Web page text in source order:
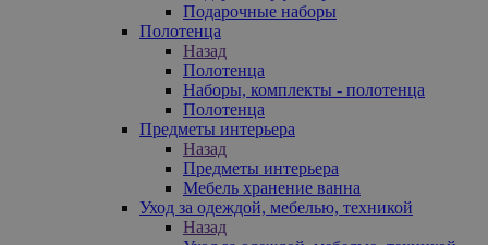
Подарочные наборы
Полотенца
Назад
Полотенца
Наборы, комплекты - полотенца
Полотенца
Предметы интерьера
Назад
Предметы интерьера
Мебель хранение ванна
Уход за одеждой, мебелью, техникой
Назад